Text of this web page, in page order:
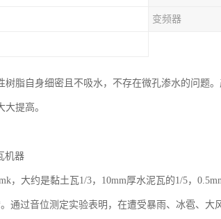
变频器
树脂自身细密且不吸水，不存在微孔渗水的问题
提高。
机器
，大约是黏土瓦1/3，10mm厚水泥瓦的1/5，
通过音位测定实验表明，在遭受暴雨、冰雹、